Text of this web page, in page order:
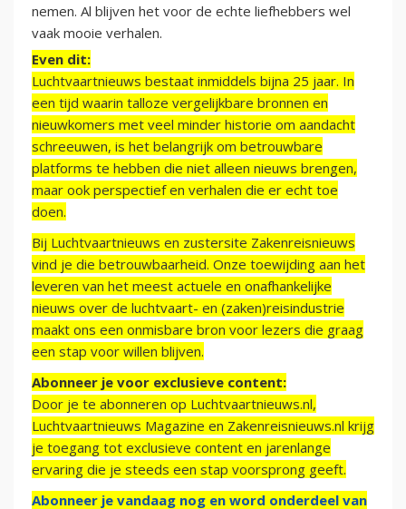
nemen. Al blijven het voor de echte liefhebbers wel
vaak mooie verhalen.
Even dit:
Luchtvaartnieuws bestaat inmiddels bijna 25 jaar. In
een tijd waarin talloze vergelijkbare bronnen en
nieuwkomers met veel minder historie om aandacht
schreeuwen, is het belangrijk om betrouwbare
platforms te hebben die niet alleen nieuws brengen,
maar ook perspectief en verhalen die er echt toe
doen.
Bij Luchtvaartnieuws en zustersite Zakenreisnieuws
vind je die betrouwbaarheid. Onze toewijding aan het
leveren van het meest actuele en onafhankelijke
nieuws over de luchtvaart- en (zaken)reisindustrie
maakt ons een onmisbare bron voor lezers die graag
een stap voor willen blijven.
Abonneer je voor exclusieve content:
Door je te abonneren op Luchtvaartnieuws.nl,
Luchtvaartnieuws Magazine en Zakenreisnieuws.nl krijg
je toegang tot exclusieve content en jarenlange
ervaring die je steeds een stap voorsprong geeft.
Abonneer je vandaag nog en word onderdeel van